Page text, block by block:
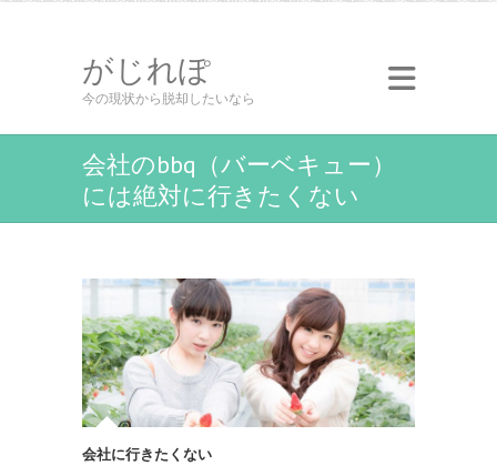
がじれぽ
今の現状から脱却したいなら
会社のbbq（バーベキュー）
には絶対に行きたくない
会社に行きたくない